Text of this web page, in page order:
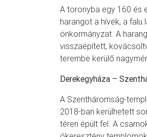
A toronyba egy 160 és
harangot a hívek, a
önkormányzat. A
visszaépített,
terembe kerülő
Derekegyháza –
A Szentháromság-
2018-ban kerülhetett
téren épült fel. A